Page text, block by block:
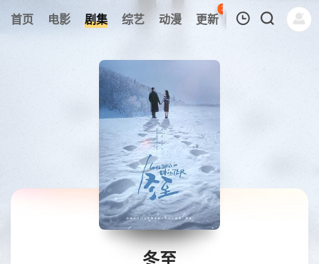
首页 电影 剧集 综艺 动漫 更新
35
热榜 APP
暂无观看影片的记录
冬至